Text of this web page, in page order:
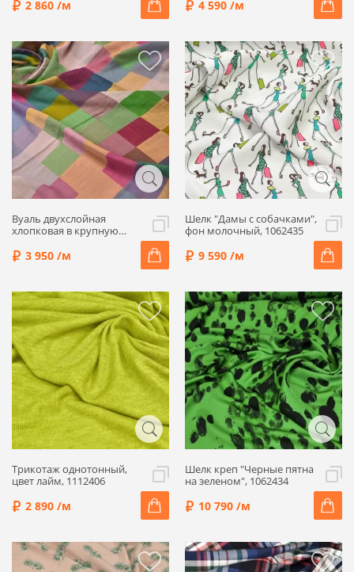
2 860 /м 4 590 /м
Вуаль двухслойная
хлопковая в крупную
3 950 /м
Шелк "Дамы с собачками",
фон молочный, 1062435
9 590 /м
Трикотаж однотонный,
цвет лайм, 1112406
2 890 /м
Шелк креп "Черные пятна
на зеленом", 1062434
10 790 /м